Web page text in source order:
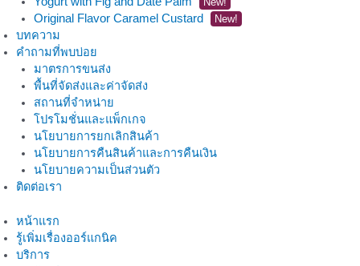
Original Flavor Caramel Custard New!
บทความ
คำถามที่พบบ่อย
มาตรการขนส่ง
พื้นที่จัดส่งและค่าจัดส่ง
สถานที่จำหน่าย
โปรโมชั่นและแพ็กเกจ
นโยบายการยกเลิกสินค้า
นโยบายการคืนสินค้าและการคืนเงิน
นโยบายความเป็นส่วนตัว
ติดต่อเรา
หน้าแรก
รู้เพิ่มเรื่องออร์แกนิค
บริการ